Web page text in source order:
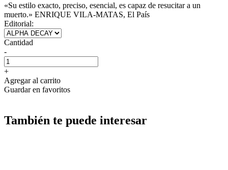
«Su estilo exacto, preciso, esencial, es capaz de resucitar a un
muerto.» ENRIQUE VILA-MATAS, El País
Editorial:
Cantidad
-
+
Agregar al carrito
Guardar en favoritos
También te puede interesar